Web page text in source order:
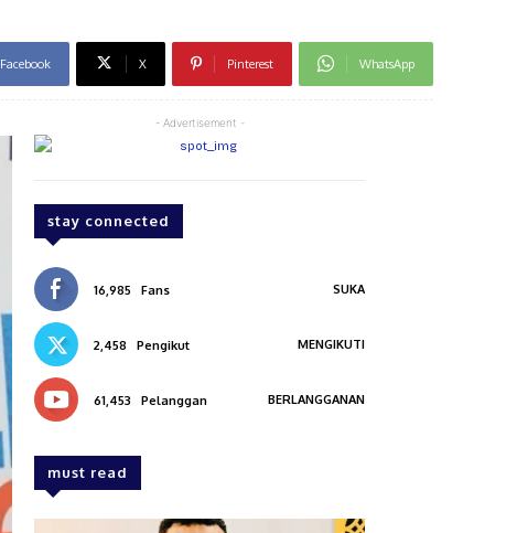
Facebook X Pinterest WhatsApp
- Advertisement -
stay connected
16,985 Fans SUKA
2,458 Pengikut MENGIKUTI
61,453 Pelanggan BERLANGGANAN
must read